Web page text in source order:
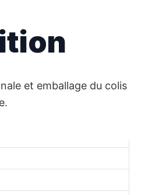
et emballage du colis